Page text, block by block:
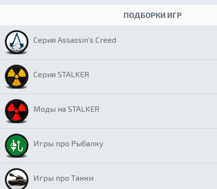
ПОДБОРКИ ИГР
Серия Assassin’s Creed
Серия STALKER
Моды на STALKER
Игры про Рыбалку
Игры про Танки